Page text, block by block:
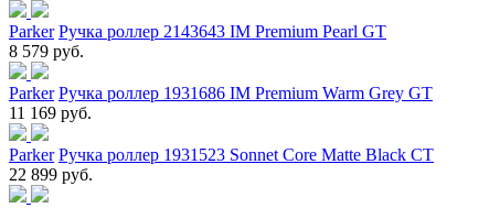
Parker Ручка роллер 2143643 IM Premium Pearl GT
8 579 руб.
Parker Ручка роллер 1931686 IM Premium Warm Grey GT
11 169 руб.
Parker Ручка роллер 1931523 Sonnet Core Matte Black CT
22 899 руб.